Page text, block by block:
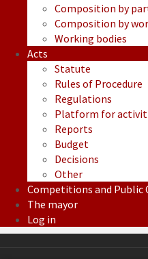
Composition by
Composition by
Working bodies
Acts
Statute
Rules of Procedure
Regulations
Platform for
Reports
Budget
Decisions
Other
Competitions and Public
The mayor
Log in